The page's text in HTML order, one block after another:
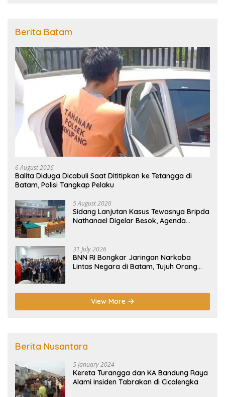
Berita Batam
6 August 2026
Balita Diduga Dicabuli Saat Dititipkan ke Tetangga di
Batam, Polisi Tangkap Pelaku
5 August 2026
Sidang Lanjutan Kasus Tewasnya Bripda
Nathanael Digelar Besok, Agenda
31 July 2026
BNN RI Bongkar Jaringan Narkoba
Lintas Negara di Batam, Tujuh Orang
View More
Berita Nusantara
5 January 2024
Kereta Turangga dan KA Bandung Raya
Alami Insiden Tabrakan di Cicalengka